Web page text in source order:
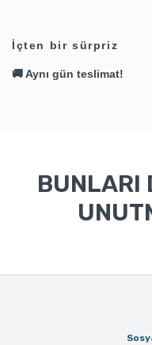
İçten bir sürpriz
🚚 Aynı gün teslimat!
BUNLARI